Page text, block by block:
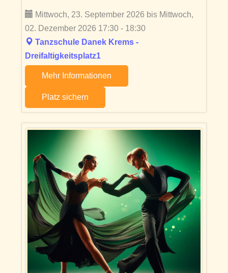
Mittwoch, 23. September 2026 bis Mittwoch,
02. Dezember 2026 17:30 - 18:30
Tanzschule Danek Krems -
Dreifaltigkeitsplatz1
Mehr Informationen
Platz sichern